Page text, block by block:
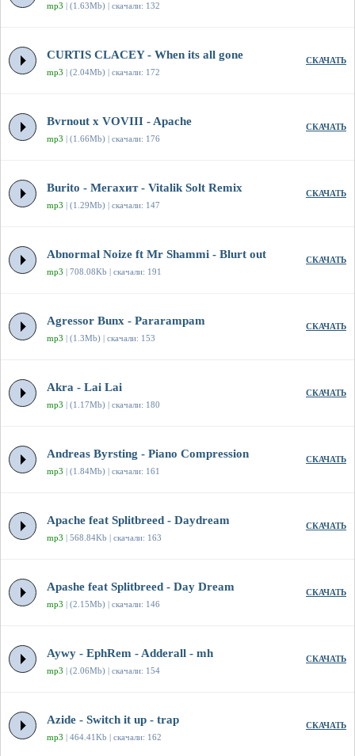
mp3 | (1.63Mb) | скачали: 132
CURTIS CLACEY - When its all gone
mp3 | (2.04Mb) | скачали: 172
СКАЧАТЬ
Bvrnout x VOVIII - Apache
mp3 | (1.66Mb) | скачали: 176
СКАЧАТЬ
Burito - Мегахит - Vitalik Solt Remix
mp3 | (1.29Mb) | скачали: 147
СКАЧАТЬ
Abnormal Noize ft Mr Shammi - Blurt out
mp3 | 708.08Kb | скачали: 191
СКАЧАТЬ
Agressor Bunx - Pararampam
mp3 | (1.3Mb) | скачали: 153
СКАЧАТЬ
Akra - Lai Lai
mp3 | (1.17Mb) | скачали: 180
СКАЧАТЬ
Andreas Byrsting - Piano Compression
mp3 | (1.84Mb) | скачали: 161
СКАЧАТЬ
Apache feat Splitbreed - Daydream
mp3 | 568.84Kb | скачали: 163
СКАЧАТЬ
Apashe feat Splitbreed - Day Dream
mp3 | (2.15Mb) | скачали: 146
СКАЧАТЬ
Aywy - EphRem - Adderall - mh
mp3 | (2.06Mb) | скачали: 154
СКАЧАТЬ
Azide - Switch it up - trap
mp3 | 464.41Kb | скачали: 162
СКАЧАТЬ